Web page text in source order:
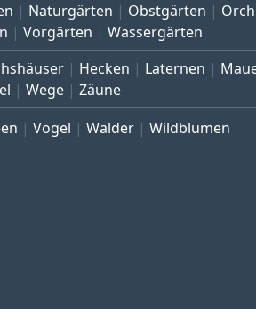
Naturgärten Obstgärten
Vorgärten Wassergärten
Hecken Laternen
Wege Zäune
Vögel Wälder Wildblumen